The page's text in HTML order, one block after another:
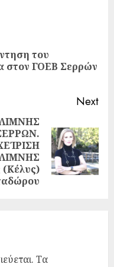
του
στον ΓΟΕΒ Σερρών
Next
Τα